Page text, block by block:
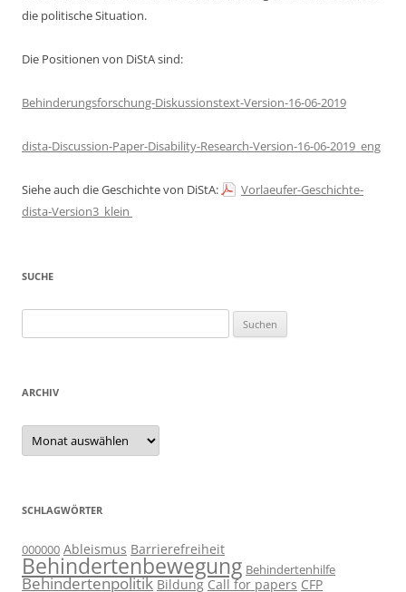
die politische Situation.
Die Positionen von DiStA sind:
Behinderungsforschung-Diskussionstext-Version-16-06-2019
dista-Discussion-Paper-Disability-Research-Version-16-06-2019_eng
Siehe auch die Geschichte von DiStA:
Vorlaeufer-Geschichte-
dista-Version3_klein
SUCHE
nach:
ARCHIV
Archiv
SCHLAGWÖRTER
000000 Ableismus Barrierefreiheit
Behindertenbewegung Behindertenhilfe
Behindertenpolitik Bildung Call for papers CFP